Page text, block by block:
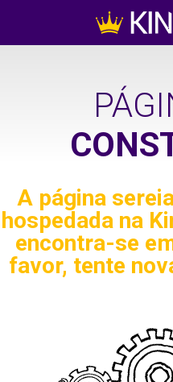
A página
hospedada na
encontra-se
favor, tente